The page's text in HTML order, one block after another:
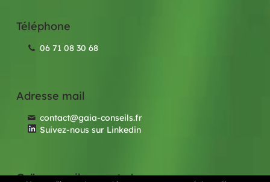
Téléphone
06 71 08 30 68
Adresse mail
contact@gaia-conseils.fr
Suivez-nous sur Linkedin
Gaïa conseils recrute !